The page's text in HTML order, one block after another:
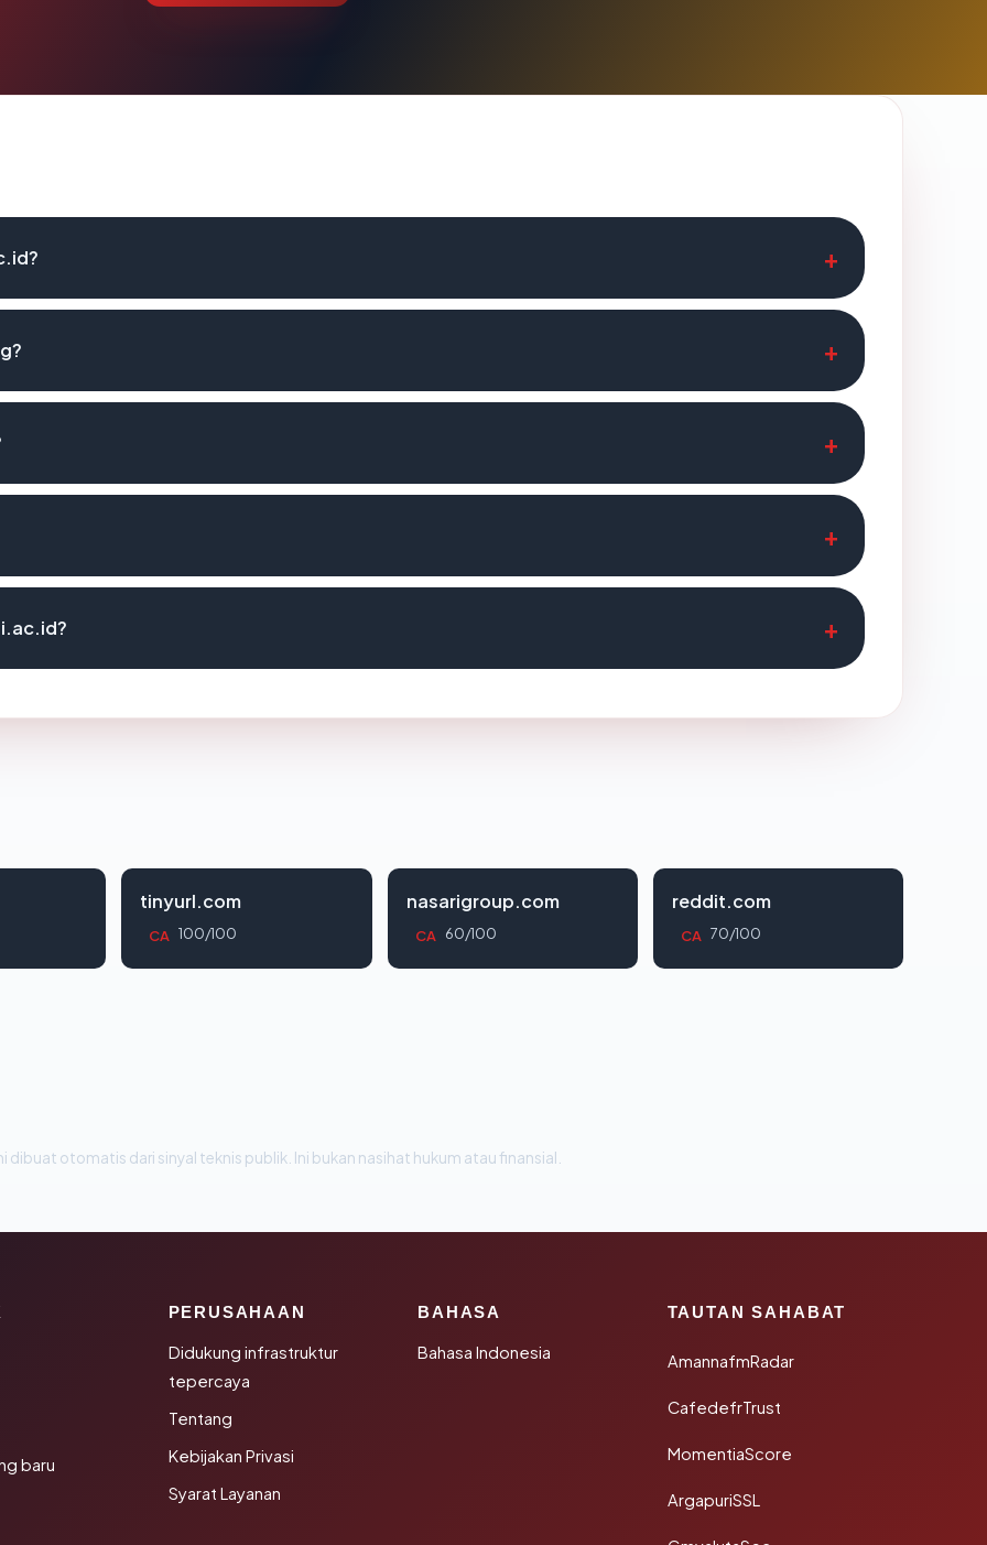
tinyurl.com
CA 100/100
nasarigroup.com
CA 60/100
reddit.com
CA 70/100
dibuat otomatis dari sinyal teknis publik. Ini bukan nasihat hukum atau finansial.
baru
PERUSAHAAN
Didukung infrastruktur
tepercaya
Tentang
Kebijakan Privasi
Syarat Layanan
BAHASA
Bahasa Indonesia
TAUTAN SAHABAT
AmannafmRadar
CafedefrTrust
MomentiaScore
ArgapuriSSL